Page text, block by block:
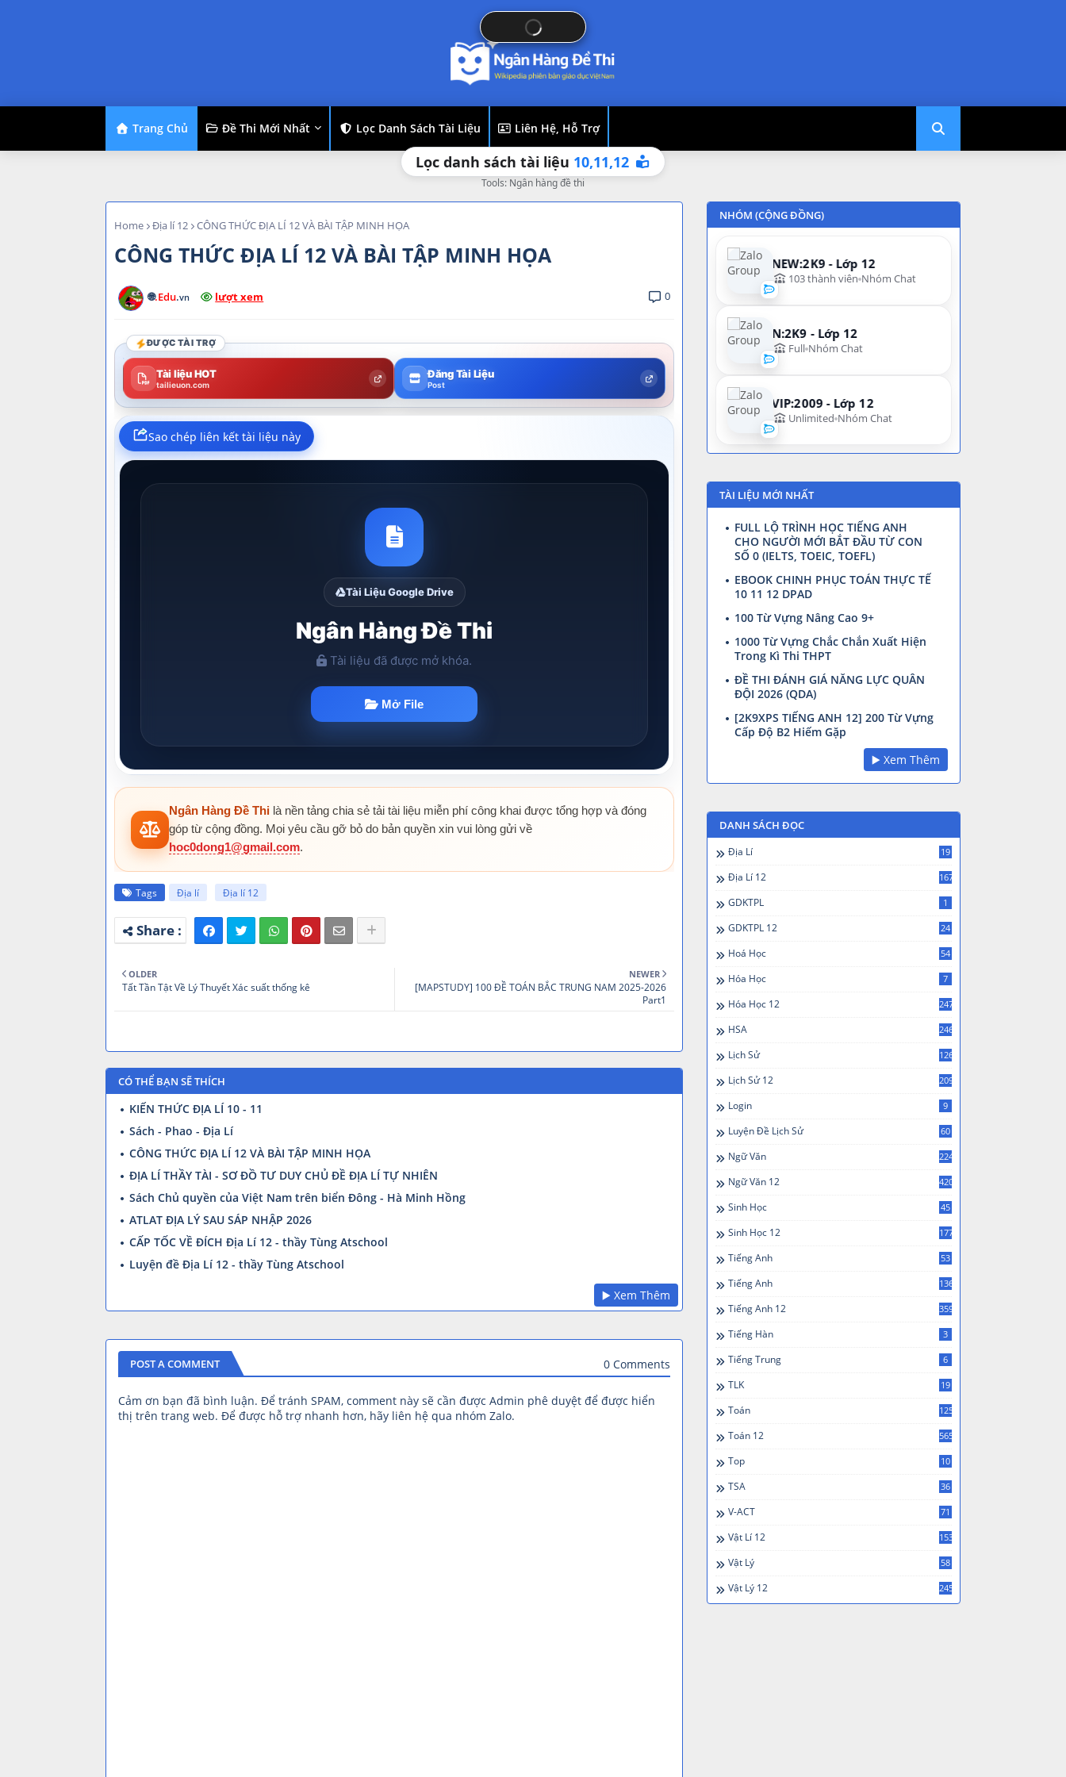
Trang Chủ Đề Thi Mới Nhất Lọc Danh Sách Tài Liệu Liên Hệ, Hỗ Trợ
Lọc danh sách tài liệu 10,11,12
Tools: Ngân hàng đề thi
Home Địa lí 12 CÔNG THỨC ĐỊA LÍ 12 VÀ BÀI TẬP MINH HỌA
CÔNG THỨC ĐỊA LÍ 12 VÀ BÀI TẬP MINH HỌA
🌐.Edu.vn lượt xem 0
ĐƯỢC TÀI TRỢ
Tài liệu HOT
tailieuon.com
Đăng Tài Liệu
Post
Ngân Hàng Đề Thi là nền tảng chia sẻ tải tài liệu miễn phí công khai được tổng hợp và đóng
góp từ cộng đồng. Mọi yêu cầu gỡ bỏ do bản quyền xin vui lòng gửi về
hoc0dong1@gmail.com.
Tags Địa lí Địa lí 12
NEWER
[MAPSTUDY] 100 ĐỀ TOÁN BẮC TRUNG NAM 2025-2026
Part1
OLDER
Tất Tần Tật Về Lý Thuyết Xác suất thống kê
CÓ THỂ BẠN SẼ THÍCH
KIẾN THỨC ĐỊA LÍ 10 - 11
Sách - Phao - Địa Lí
CÔNG THỨC ĐỊA LÍ 12 VÀ BÀI TẬP MINH HỌA
ĐỊA LÍ THẦY TÀI - SƠ ĐỒ TƯ DUY CHỦ ĐỀ ĐỊA LÍ TỰ NHIÊN
Sách Chủ quyền của Việt Nam trên biển Đông - Hà Minh Hồng
ATLAT ĐỊA LÝ SAU SÁP NHẬP 2026
CẤP TỐC VỀ ĐÍCH Địa Lí 12 - thầy Tùng Atschool
Luyện đề Địa Lí 12 - thầy Tùng Atschool
▶️ Xem Thêm
POST A COMMENT 0 Comments
Cảm ơn bạn đã bình luận. Để tránh SPAM, comment này sẽ cần được Admin phê duyệt để được hiển
thị trên trang web. Để được hỗ trợ nhanh hơn, hãy liên hệ qua nhóm Zalo.
NHÓM (CỘNG ĐỒNG)
NEW:2K9 - Lớp 12
103 thành viên Nhóm Chat
N:2K9 - Lớp 12
Full Nhóm Chat
VIP:2009 - Lớp 12
Unlimited Nhóm Chat
TÀI LIỆU MỚI NHẤT
FULL LỘ TRÌNH HỌC TIẾNG ANH
CHO NGƯỜI MỚI BẮT ĐẦU TỪ CON
SỐ 0 (IELTS, TOEIC, TOEFL)
EBOOK CHINH PHỤC TOÁN THỰC TẾ
10 11 12 DPAD
100 Từ Vựng Nâng Cao 9+
1000 Từ Vựng Chắc Chắn Xuất Hiện
Trong Kì Thi THPT
ĐỀ THI ĐÁNH GIÁ NĂNG LỰC QUÂN
ĐỘI 2026 (QDA)
[2K9XPS TIẾNG ANH 12] 200 Từ Vựng
Cấp Độ B2 Hiếm Gặp
▶️ Xem Thêm
DANH SÁCH ĐỌC
Địa Lí 19
Địa Lí 12 167
GDKTPL 1
GDKTPL 12 24
Hoá Học 54
Hóa Học 7
Hóa Học 12 247
HSA 246
Lịch Sử 126
Lịch Sử 12 209
Login 9
Luyện Đề Lịch Sử 60
Ngữ Văn 224
Ngữ Văn 12 420
Sinh Học 45
Sinh Học 12 177
Tiếng Anh 53
Tiếng Anh 136
Tiếng Anh 12 359
Tiếng Hàn 3
Tiếng Trung 6
TLK 19
Toán 125
Toán 12 565
Top 10
TSA 36
V-ACT 71
Vật Lí 12 153
Vật Lý 58
Vật Lý 12 245